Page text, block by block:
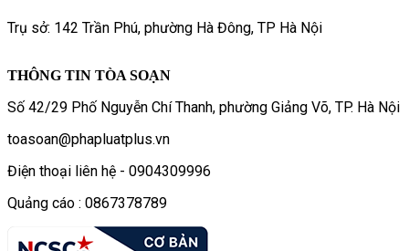
Trụ sở: 142 Trần Phú, phường Hà Đông, TP Hà Nội
THÔNG TIN TÒA SOẠN
Số 42/29 Phố Nguyễn Chí Thanh, phường Giảng Võ, TP. Hà Nội
toasoan@phapluatplus.vn
Điện thoại liên hệ - 0904309996
Quảng cáo : 0867378789